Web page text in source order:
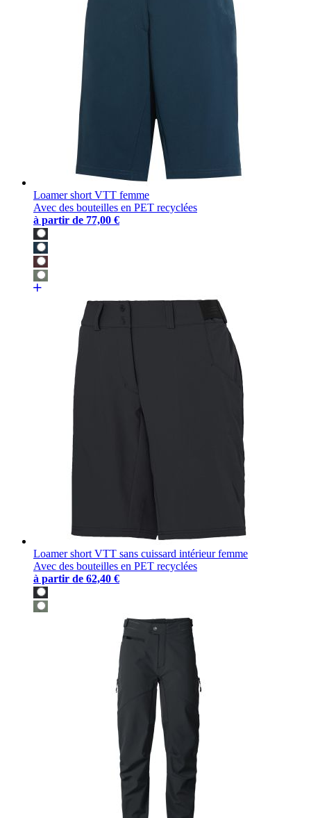
Loamer short VTT femme
Avec des bouteilles en PET recyclées
à partir de 77,00 €
Loamer short VTT sans cuissard intérieur femme
Avec des bouteilles en PET recyclées
à partir de 62,40 €